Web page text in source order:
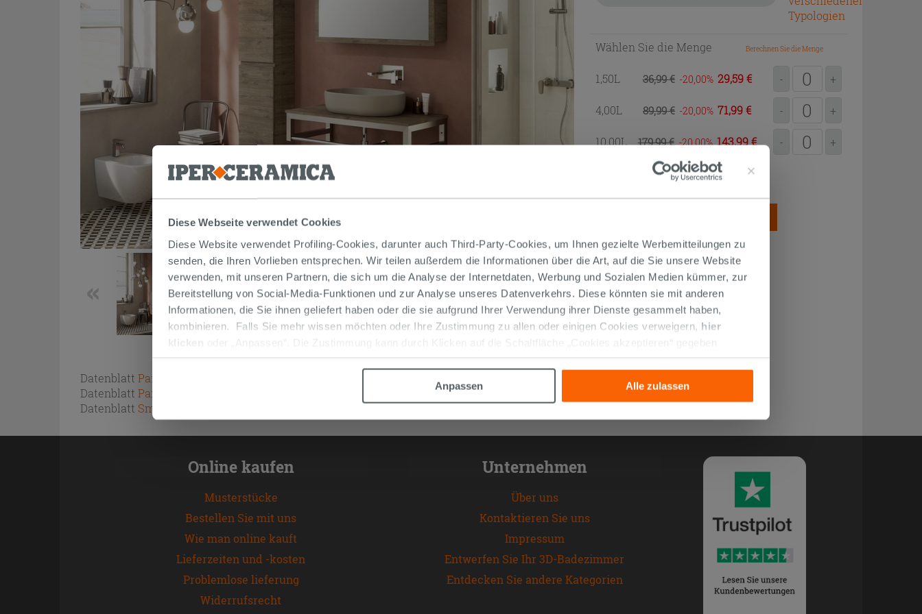
Diese Webseite verwendet Cookies
Diese Website verwendet Profiling-Cookies, darunter auch Third-Party-Cookies, um Ihnen gezielte Werbemitteilungen zu
senden, die Ihren Vorlieben entsprechen. Wir teilen außerdem die Informationen über die Art, auf die Sie unsere Website
verwenden, mit unseren Partnern, die sich um die Analyse der Internetdaten, Werbung und Sozialen Medien kümmer, zur
Bereitstellung von Social-Media-Funktionen und zur Analyse unseres Datenverkehrs. Diese könnten sie mit anderen
Informationen, die Sie ihnen geliefert haben oder die sie aufgrund Ihrer Verwendung ihrer Dienste gesammelt haben,
kombinieren. Falls Sie mehr wissen möchten oder Ihre Zustimmung zu allen oder einigen Cookies verweigern, hier
klicken
oder „Anpassen“. Die Zustimmung kann durch Klicken auf die Schaltfläche „Cookies akzeptieren“ gegeben
werden. Wenn Sie auf die Schaltfläche "X" klicken, können Sie das Surfen erst nach der Installation der technischen
Anpassen
Alle zulassen
Typologien
Wählen Sie die Menge Berechnen Sie die Menge
1,50L 36,99 € -20,00 29,59 € - +
4,00L 89,99 € -20,00 71,99 € - +
10,00L 179,99 € -20,00 143,99 € - +
Leistung = 0,20L/m2
HINZUFÜGEN
Datenblatt Paint SoftTouch
Datenblatt Paint UltraMatt
Datenblatt Smalto Universal
Online kaufen
Musterstücke
Bestellen Sie mit uns
Wie man online kauft
Lieferzeiten und -kosten
Problemlose lieferung
Widerrufsrecht
Unternehmen
Über uns
Kontaktieren Sie uns
Impressum
Entwerfen Sie Ihr 3D-Badezimmer
Entdecken Sie andere Kategorien